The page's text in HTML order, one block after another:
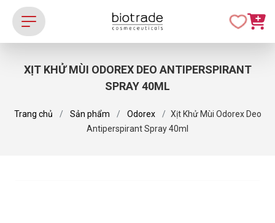
XỊT KHỬ MÙI ODOREX DEO ANTIPERSPIRANT
SPRAY 40ML
Trang chủ Sản phẩm Odorex
Xịt Khử Mùi Odorex Deo
Antiperspirant Spray 40ml